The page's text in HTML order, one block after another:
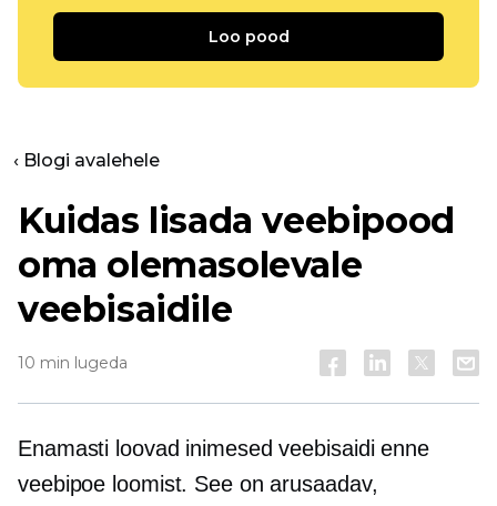
Loo pood
‹ Blogi avalehele
Kuidas lisada veebipood
oma olemasolevale
veebisaidile
10 min lugeda
Enamasti loovad inimesed veebisaidi enne
veebipoe loomist. See on arusaadav,